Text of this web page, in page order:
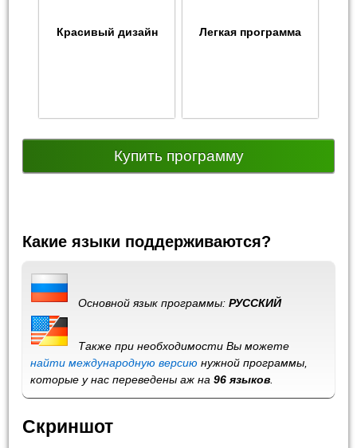
Красивый дизайн Легкая программа
Купить программу
Какие языки поддерживаются?
Основной язык программы:РУССКИЙ
Также при необходимости Вы можете
найти международную версию нужной программы,
которые у нас переведены аж на96 языков
Скриншот